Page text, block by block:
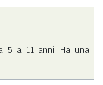
5 a 11 anni. Ha una